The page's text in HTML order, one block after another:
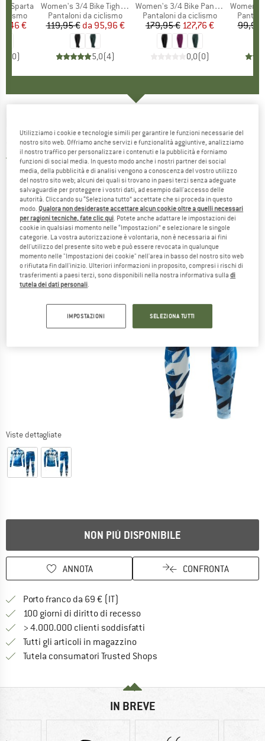
Sparta
ridotto
€
0)
Articolo
Women's 3/4 Bike Tights Tour II
Gruppo di prodotti
Pantaloni da ciclismo
Prezzo
119,95 € Prezzo ridotto
da 95,96 €
5,0(4)
Articolo
Women's 3/4 Bike Pants CSL
Gruppo di prodotti
Pantaloni da ciclismo
Prezzo
179,95 €Prezzo ridotto
127,76 €
0,0(0)
Articolo
Women's
99,95
abbigliamento
5,0(1)
Viste dettagliate
NON PIÙ DISPONIBILE
ANNOTA CONFRONTA
Porto franco da 69 € (IT)
100 giorni di diritto di recessoVai alla politica di recesso qui
> 4.000.000 clienti soddisfatti
Tutti gli articoli in magazzino
Tutela consumatori Trusted Shops
IN BREVE
Utilizziamo i cookie e tecnologie simili per garantire le funzioni necessarie del
nostro sito web. Offriamo anche servizi e funzionalità aggiuntive, analizziamo
il nostro traffico per personalizzare i contenuti e la pubblicità e forniamo
funzioni di social media. In questo modo anche i nostri partner dei social
media, della pubblicità e di analisi vengono a conoscenza del vostro utilizzo
del nostro sito web; alcuni dei quali si trovano in paesi terzi senza adeguate
salvaguardie per proteggere i vostri dati, ad esempio dall'accesso delle
autorità. Cliccando su “Seleziona tutto” accettate che si proceda in questo
modo. Qualora non desideraste accettare alcun cookie oltre a quelli necessari
per ragioni tecniche, fate clic qui. Potete anche adattare le impostazioni dei
cookie in qualsiasi momento nelle “Impostazioni” e selezionare le singole
categorie. La vostra autorizzazione è volontaria, non è necessaria ai fini
dell'utilizzo del presente sito web e può essere revocata in qualunque
momento nelle "Impostazioni dei cookie" nell'area in basso del nostro sito web
o rifiutata fin dall'inizio. Ulteriori informazioni in proposito, compresi i rischi di
trasferimenti a paesi terzi, sono disponibili nella nostra informativa sulladi
tutela dei dati personali.
IMPOSTAZIONI SELEZIONA TUTTI